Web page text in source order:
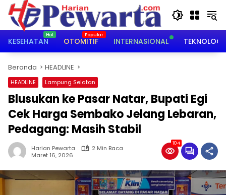
Langsung
konten
KESEHATAN
OTOMITIF INTERNASIONAL TEKNOLOGI
Beranda HEADLINE
HEADLINE Lampung Selatan
Blusukan ke Pasar Natar, Bupati Egi
Cek Harga Sembako Jelang Lebaran,
Pedagang: Masih Stabil
Harian Pewarta
2 Min Baca
Maret 16, 2026
104